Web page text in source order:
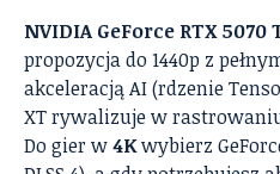
NVIDIA GeForce RTX 5070
propozycja do 1440p z
akceleracją AI (rdzenie
XT rywalizuje w
Do gier w4Kwybierz